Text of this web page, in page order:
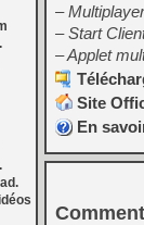
–
– Start
– Applet
Site
En